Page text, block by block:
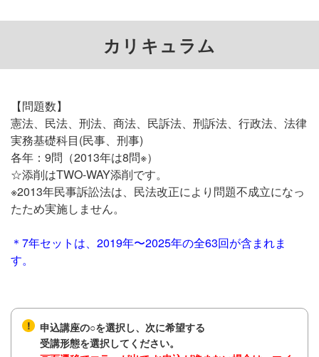
カリキュラム
【問題数】
憲法、民法、刑法、商法、民訴法、刑訴法、行政法、法律
実務基礎科目(民事、刑事)
各年：9問（2013年は8問※）
☆添削はTWO-WAY添削です。
※2013年民事訴訟法は、民法改正により問題不成立になっ
たため実施しません。
＊7年セットは、2019年〜2025年の全63回が含まれま
す。
申込講座の○を選択し、次に希望する
受講形態を選択してください。